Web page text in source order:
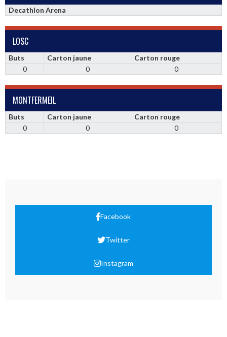
Decathlon Arena
LOSC
Buts Carton jaune
Carton rouge
0
0 0
MONTFERMEIL
Buts Carton jaune
Carton rouge
0
0 0
Facebook
Twitter
Instagram